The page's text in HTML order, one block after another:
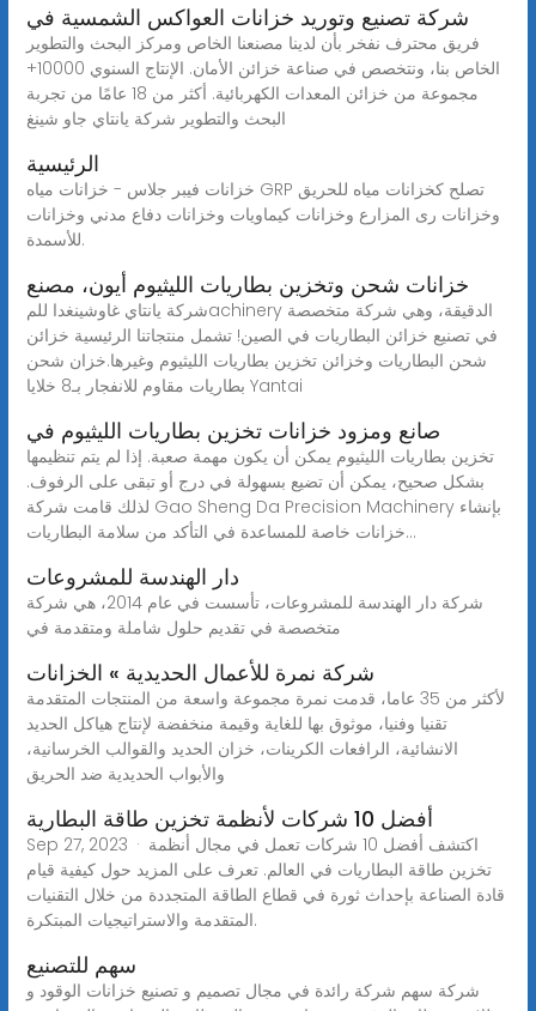
شركة تصنيع وتوريد خزانات العواكس الشمسية في
فريق محترف نفخر بأن لدينا مصنعنا الخاص ومركز البحث والتطوير
الخاص بنا، ونتخصص في صناعة خزائن الأمان. الإنتاج السنوي 10000+
مجموعة من خزائن المعدات الكهربائية. أكثر من 18 عامًا من تجربة
البحث والتطوير شركة يانتاي جاو شينغ
الرئيسية
خزانات فيبر جلاس - خزانات مياه GRP تصلح كخزانات مياه للحريق
وخزانات رى المزارع وخزانات كيماويات وخزانات دفاع مدني وخزانات
للأسمدة.
خزانات شحن وتخزين بطاريات الليثيوم أيون، مصنع
شركة يانتاي غاوشينغدا للمachinery الدقيقة، وهي شركة متخصصة
في تصنيع خزائن البطاريات في الصين! تشمل منتجاتنا الرئيسية خزائن
شحن البطاريات وخزائن تخزين بطاريات الليثيوم وغيرها.خزان شحن
بطاريات مقاوم للانفجار بـ8 خلايا Yantai
صانع ومزود خزانات تخزين بطاريات الليثيوم في
تخزين بطاريات الليثيوم يمكن أن يكون مهمة صعبة. إذا لم يتم تنظيمها
بشكل صحيح، يمكن أن تضيع بسهولة في درج أو تبقى على الرفوف.
لذلك قامت شركة Gao Sheng Da Precision Machinery بإنشاء
خزانات خاصة للمساعدة في التأكد من سلامة البطاريات...
دار الهندسة للمشروعات
شركة دار الهندسة للمشروعات، تأسست في عام 2014، هي شركة
متخصصة في تقديم حلول شاملة ومتقدمة في
شركة نمرة للأعمال الحديدية » الخزانات
لأكثر من 35 عاما، قدمت نمرة مجموعة واسعة من المنتجات المتقدمة
تقنيا وفنيا، موثوق بها للغاية وقيمة منخفضة لإنتاج هياكل الحديد
الانشائية، الرافعات الكرينات، خزان الحديد والقوالب الخرسانية،
والأبواب الحديدية ضد الحريق
أفضل 10 شركات لأنظمة تخزين طاقة البطارية
Sep 27, 2023 · اكتشف أفضل 10 شركات تعمل في مجال أنظمة
تخزين طاقة البطاريات في العالم. تعرف على المزيد حول كيفية قيام
قادة الصناعة بإحداث ثورة في قطاع الطاقة المتجددة من خلال التقنيات
المتقدمة والاستراتيجيات المبتكرة.
سهم للتصنيع
شركة سهم شركة رائدة في مجال تصميم و تصنيع خزانات الوقود و